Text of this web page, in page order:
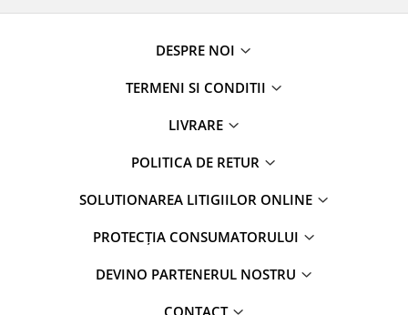
DESPRE NOI
TERMENI SI CONDITII
LIVRARE
POLITICA DE RETUR
SOLUTIONAREA LITIGIILOR ONLINE
PROTECȚIA CONSUMATORULUI
DEVINO PARTENERUL NOSTRU